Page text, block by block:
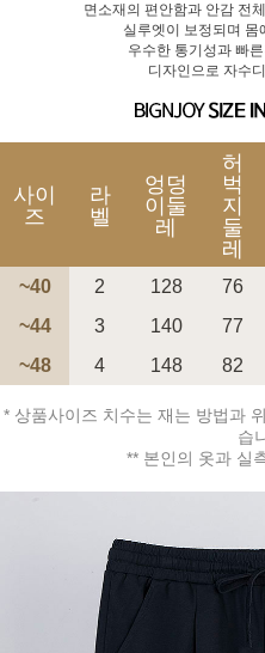
페이코 ID로 페
면소재의 편안함과 안감 전
실루엣이 보정되며 몸
우수한 통기성과 빠
디자인으로 자수
사이
즈
라
벨
엉덩
이둘
레
허
벅
지
둘
레
~40 2 128 76
~44
3 140 77
~48
4 148 82
* 상품사이즈 치수는 재는 방법과
습
** 본인의 옷과 실